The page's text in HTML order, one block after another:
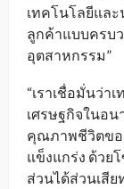
เทคโนโลยีแล
ลูกค้าแบบครบ
อุตสาหกรรม”
“เราเชื่อมั่นว่
เศรษฐกิจในอ
คุณภาพชีวิตขอ
แข็งแกร่ง ด้วย
ส่วนได้ส่วนเสี